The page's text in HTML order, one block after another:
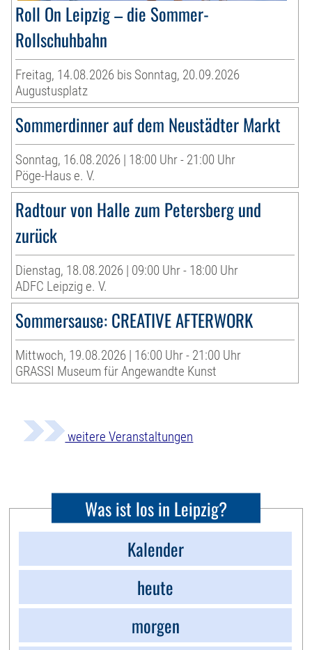
Roll On Leipzig – die Sommer-
Rollschuhbahn
Freitag, 14.08.2026 bis Sonntag, 20.09.2026
Augustusplatz
Sommerdinner auf dem Neustädter Markt
Sonntag, 16.08.2026 | 18:00 Uhr - 21:00 Uhr
Pöge-Haus e. V.
Radtour von Halle zum Petersberg und
zurück
Dienstag, 18.08.2026 | 09:00 Uhr - 18:00 Uhr
ADFC Leipzig e. V.
Sommersause: CREATIVE AFTERWORK
Mittwoch, 19.08.2026 | 16:00 Uhr - 21:00 Uhr
GRASSI Museum für Angewandte Kunst
weitere Veranstaltungen
Was ist los in Leipzig?
Kalender
heute
morgen